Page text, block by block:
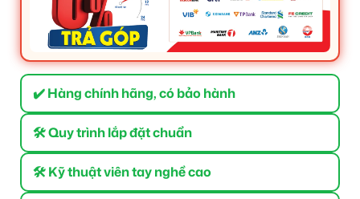
✔️ Hàng chính hãng, có bảo hành
🛠 Quy trình lắp đặt chuẩn
🛠 Kỹ thuật viên tay nghề cao